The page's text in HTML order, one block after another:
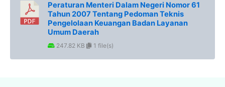
Peraturan Menteri Dalam Negeri Nomor 61
Tahun 2007 Tentang Pedoman Teknis
Pengelolaan Keuangan Badan Layanan
Umum Daerah
247.82 KB 1 file(s)